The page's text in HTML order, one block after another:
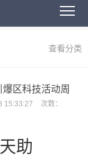
查看分类
区科技活动周
15:33:27 次数：
助